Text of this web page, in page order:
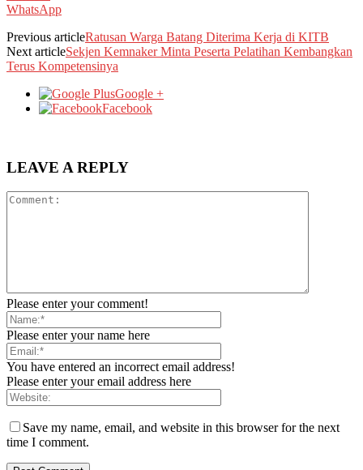
WhatsApp
Previous articleRatusan Warga Batang Diterima Kerja di KITB
Next articleSekjen Kemnaker Minta Peserta Pelatihan Kembangkan
Terus Kompetensinya
Google +
Facebook
LEAVE A REPLY
Please enter your comment!
Please enter your name here
You have entered an incorrect email address!
Please enter your email address here
Save my name, email, and website in this browser for the next
time I comment.